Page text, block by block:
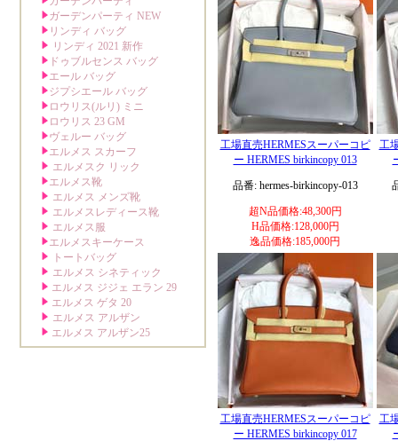
工場直売HERMESスーパーコピ
ー HERMES birkincopy 013
品番: hermes-birkincopy-013
超N品価格:48,300円
H品価格:128,000円
逸品価格:185,000円
工
工場直売HERMESスーパーコピ
ー HERMES birkincopy 017
工